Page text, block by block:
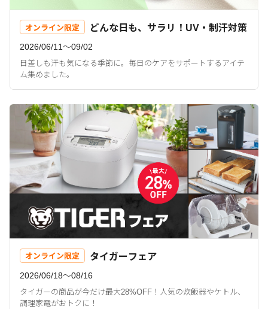
オンライン限定 どんな日も、サラリ！UV・制汗対策
2026/06/11〜09/02
日差しも汗も気になる季節に。毎日のケアをサポートするアイテ
ム集めました。
オンライン限定 タイガーフェア
2026/06/18〜08/16
タイガーの商品が今だけ最大28%OFF！人気の炊飯器やケトル、
調理家電がおトクに！